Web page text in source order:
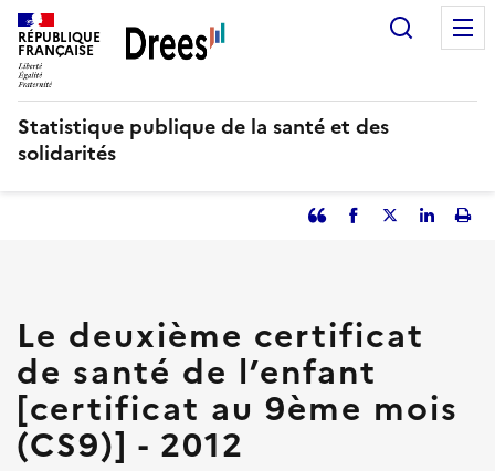
Aller
au
contenu
principal
RÉPUBLIQUE
FRANÇAISE
Statistique publique de la santé et des
solidarités
Partager
que
citation
Facebook
Partager
Partager
Le deuxième certificat
de santé de l’enfant
[certificat au 9ème mois
(CS9)] - 2012